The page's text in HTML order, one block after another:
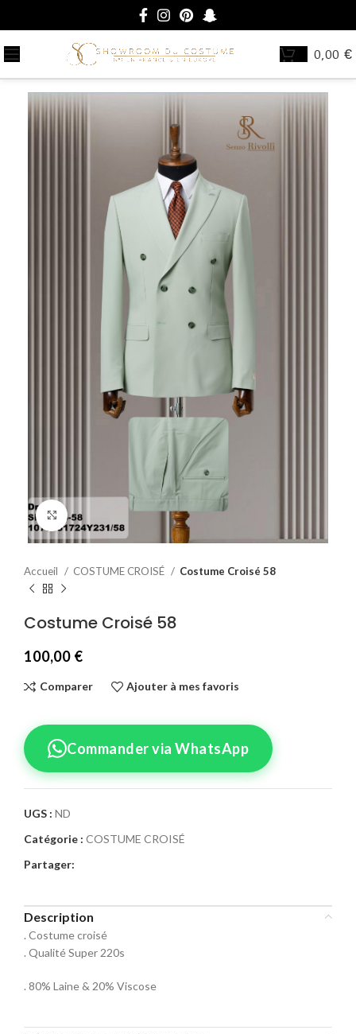
0,00 €
Agrandir
Accueil COSTUME CROISÉ Costume Croisé 58
Costume Croisé 58
100,00 €
Comparer Ajouter à mes favoris
Sélectionnez la taille pour le produit
Commander via WhatsApp
UGS : ND
Catégorie : COSTUME CROISÉ
Partager:
Description
. Costume croisé
. Qualité Super 220s
. 80% Laine & 20% Viscose